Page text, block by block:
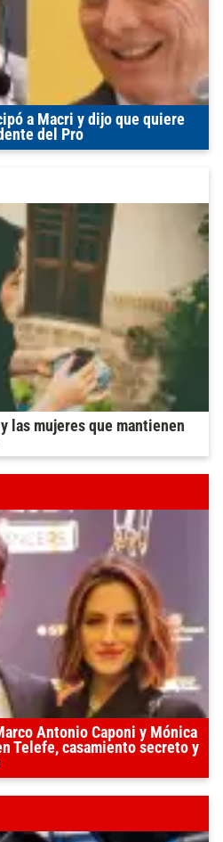
a Macri y dijo que quiere
del Pro
las mujeres que mantienen
Antonio Caponi y Mónica
Telefe, casamiento secreto y